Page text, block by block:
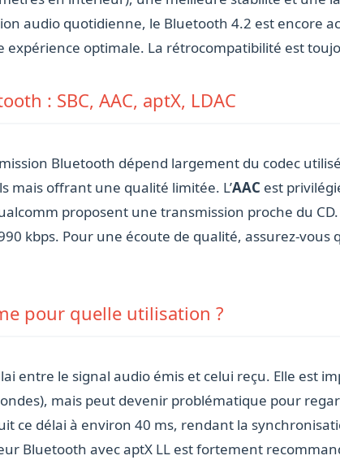
audio quotidienne, le Bluetooth 4.2 est encore
expérience optimale. La rétrocompatibilité est
: SBC, AAC, aptX, LDAC
Bluetooth dépend largement du codec
mais offrant une qualité limitée. L’AAC est
proposent une transmission proche du CD.
kbps. Pour une écoute de qualité, assurez-
pour quelle utilisation ?
entre le signal audio émis et celui reçu. Elle est
mais peut devenir problématique pour
ce délai à environ 40 ms, rendant la
Bluetooth avec aptX LL est fortement